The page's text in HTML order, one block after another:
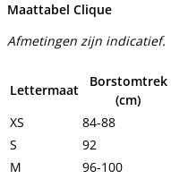
Maattabel Clique
Afmetingen zijn indicatief.
Lettermaat
Borstomtrek
(cm)
XS
84-88
S
92
M
96-100